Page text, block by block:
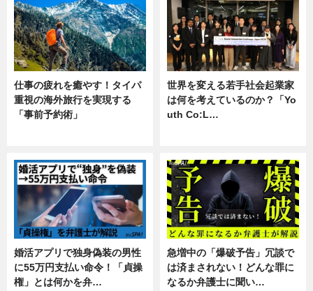
仕事の疲れを癒やす！タイパ
重視の海外旅行を実現する
「事前予約術」
世界を変える若手社会起業家
は何を考えているのか？「Yo
uth Co:L…
婚活アプリで独身偽装の男性
に55万円支払い命令！「貞操
権」とは何かを弁…
急増中の「爆破予告」冗談で
は済まされない！どんな罪に
なるか弁護士に聞い…